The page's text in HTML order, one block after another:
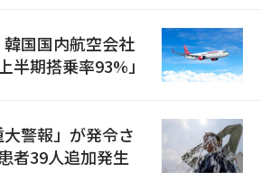
国国内航空会社
期搭乗率93%」
警報」が発令さ
者39人追加発生